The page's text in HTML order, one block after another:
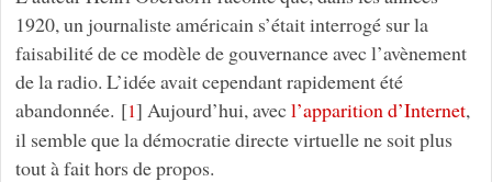
1920, un journaliste américain s’était interrogé sur la
faisabilité de ce modèle de gouvernance avec l’avènement
de la radio. L’idée avait cependant rapidement été
abandonnée. [1] Aujourd’hui, avecl’apparition d’Internet,
il semble que la démocratie directe virtuelle ne soit plus
tout à fait hors de propos.